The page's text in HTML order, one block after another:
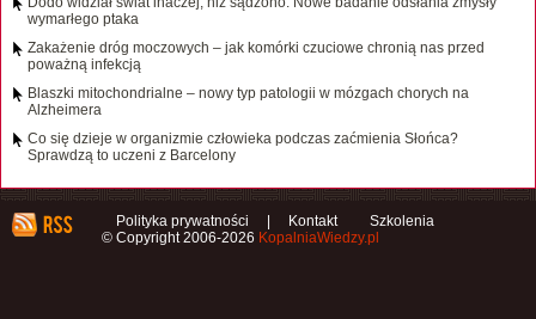
wymarłego ptaka
Zakażenie dróg moczowych – jak komórki czuciowe chronią nas przed
poważną infekcją
Blaszki mitochondrialne – nowy typ patologii w mózgach chorych na
Alzheimera
Co się dzieje w organizmie człowieka podczas zaćmienia Słońca?
Sprawdzą to uczeni z Barcelony
Polityka prywatności | Kontakt
Szkolenia
© Copyright 2006-2026 KopalniaWiedzy.pl